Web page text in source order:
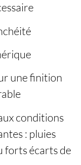
une finition
conditions
: pluies
forts écarts de